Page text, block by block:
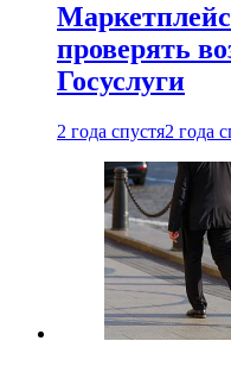
проверять
Госуслуги
2 года спустя2 года